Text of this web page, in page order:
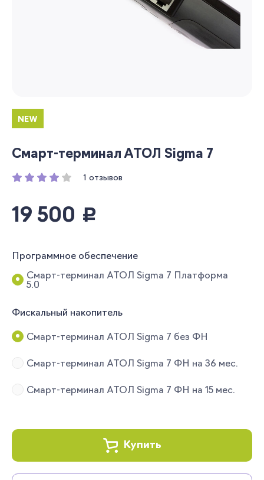
NEW
Смарт-терминал АТОЛ Sigma 7
1 отзывов
19 500 руб.
Программное обеспечение
Смарт-терминал АТОЛ Sigma 7 Платформа
5.0
Фискальный накопитель
Смарт-терминал АТОЛ Sigma 7 без ФН
Смарт-терминал АТОЛ Sigma 7 ФН на 36 мес.
Смарт-терминал АТОЛ Sigma 7 ФН на 15 мес.
Купить